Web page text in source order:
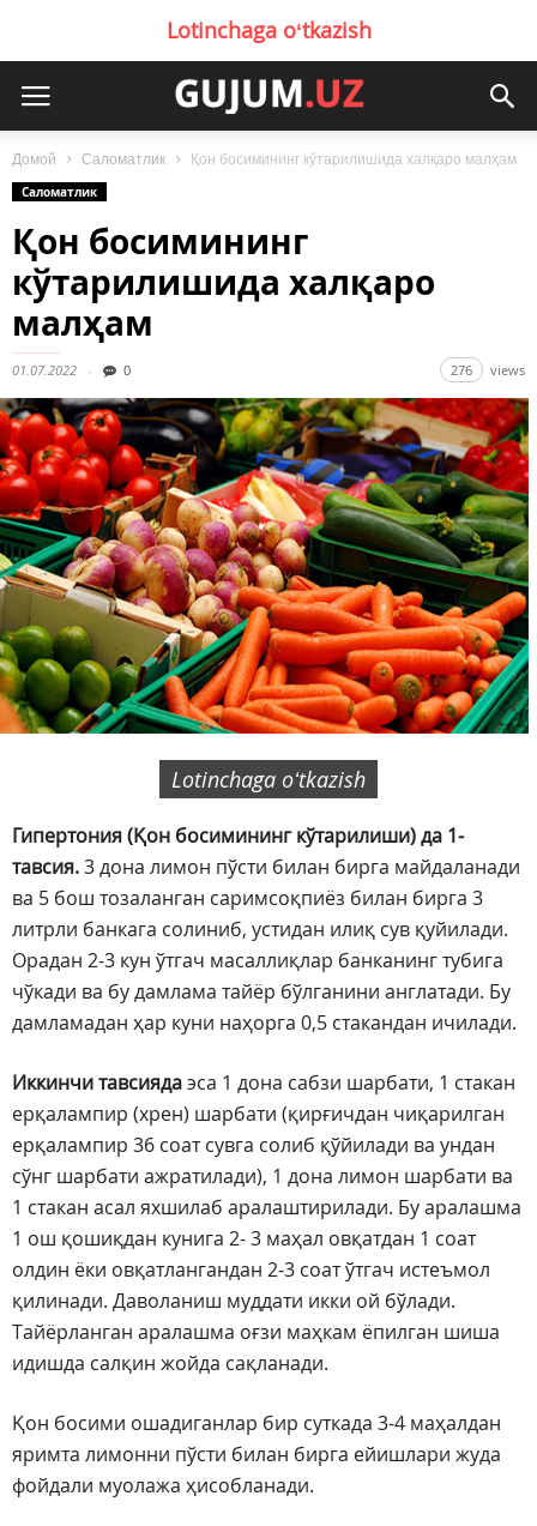
Lotinchaga oʻtkazish
Домой Саломатлик
Қон босимининг кўтарилишида халқаро малҳам
Саломатлик
Қон босимининг
кўтарилишида халқаро
малҳам
01.07.2022 0 276 views
Lotinchaga oʻtkazish
Гипертония (Қон босимининг кўтарилиши) да 1-
тавсия.3 дона лимон пўсти билан бирга майдаланади
ва 5 бош тозаланган саримсоқпиёз билан бирга 3
литрли банкага солиниб, устидан илиқ сув қуйилади.
Орадан 2-3 кун ўтгач масаллиқлар банканинг тубига
чўкади ва бу дамлама тайёр бўлганини англатади. Бу
дамламадан ҳар куни наҳорга 0,5 стакандан ичилади.
Иккинчи тавсиядаэса 1 дона сабзи шарбати, 1 стакан
ерқалампир (хрен) шарбати (қирғичдан чиқарилган
ерқалампир 36 соат сувга солиб қўйилади ва ундан
сўнг шарбати ажратилади), 1 дона лимон шарбати ва
1 стакан асал яхшилаб аралаштирилади. Бу аралашма
1 ош қошиқдан кунига 2- 3 маҳал овқатдан 1 соат
олдин ёки овқатлангандан 2-3 соат ўтгач истеъмол
қилинади. Даволаниш муддати икки ой бўлади.
Тайёрланган аралашма оғзи маҳкам ёпилган шиша
идишда салқин жойда сақланади.
Қон босими ошадиганлар бир суткада 3-4 маҳалдан
яримта лимонни пўсти билан бирга ейишлари жуда
фойдали муолажа ҳисобланади.